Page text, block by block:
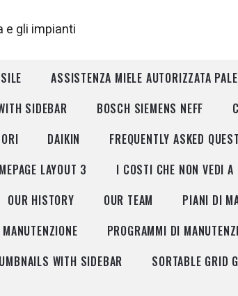
ASSISTENZA MIELE AUTORIZZATA
SIDEBAR
BOSCH SIEMENS NEFF
DAIKIN FREQUENTLY ASKED
LAYOUT 3 I COSTI CHE NON VEDI A
OUR HISTORY OUR TEAM PIANI DI
PROGRAMMI DI
WITH SIDEBAR SORTABLE GRID